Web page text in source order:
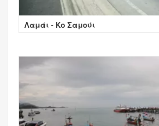
Λαμάι - Κο Σαμούι